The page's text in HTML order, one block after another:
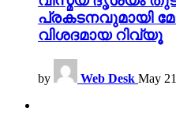
പ്രകടനവുമായി
വിശദമായ റിവ്യൂ
by Web Desk May